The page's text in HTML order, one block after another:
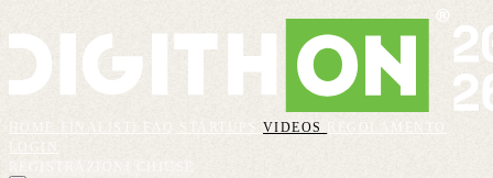
VIDEOS
REGOLAMENTO